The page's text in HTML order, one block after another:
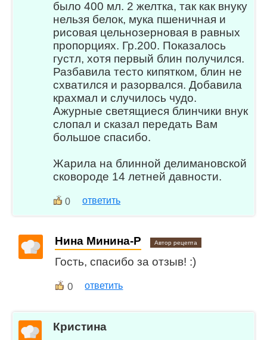
было 400 мл. 2 желтка, так как внуку
нельзя белок, мука пшеничная и
рисовая цельнозерновая в равных
пропорциях. Гр.200. Показалось
густл, хотя первый блин получился.
Разбавила тесто кипятком, блин не
схватился и разорвался. Добавила
крахмал и случилось чудо.
Ажурные светящиеся блинчики внук
слопал и сказал передать Вам
большое спасибо.
Жарила на блинной делимановской
сковороде 14 летней давности.
0 ответить
Нина Минина-Р Автор рецепта
Гость, спасибо за отзыв! :)
0 ответить
Кристина